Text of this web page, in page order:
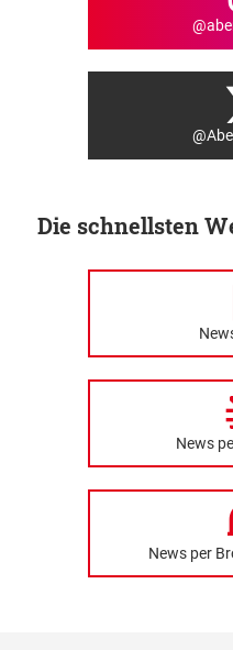
Die schnellsten
News
News per